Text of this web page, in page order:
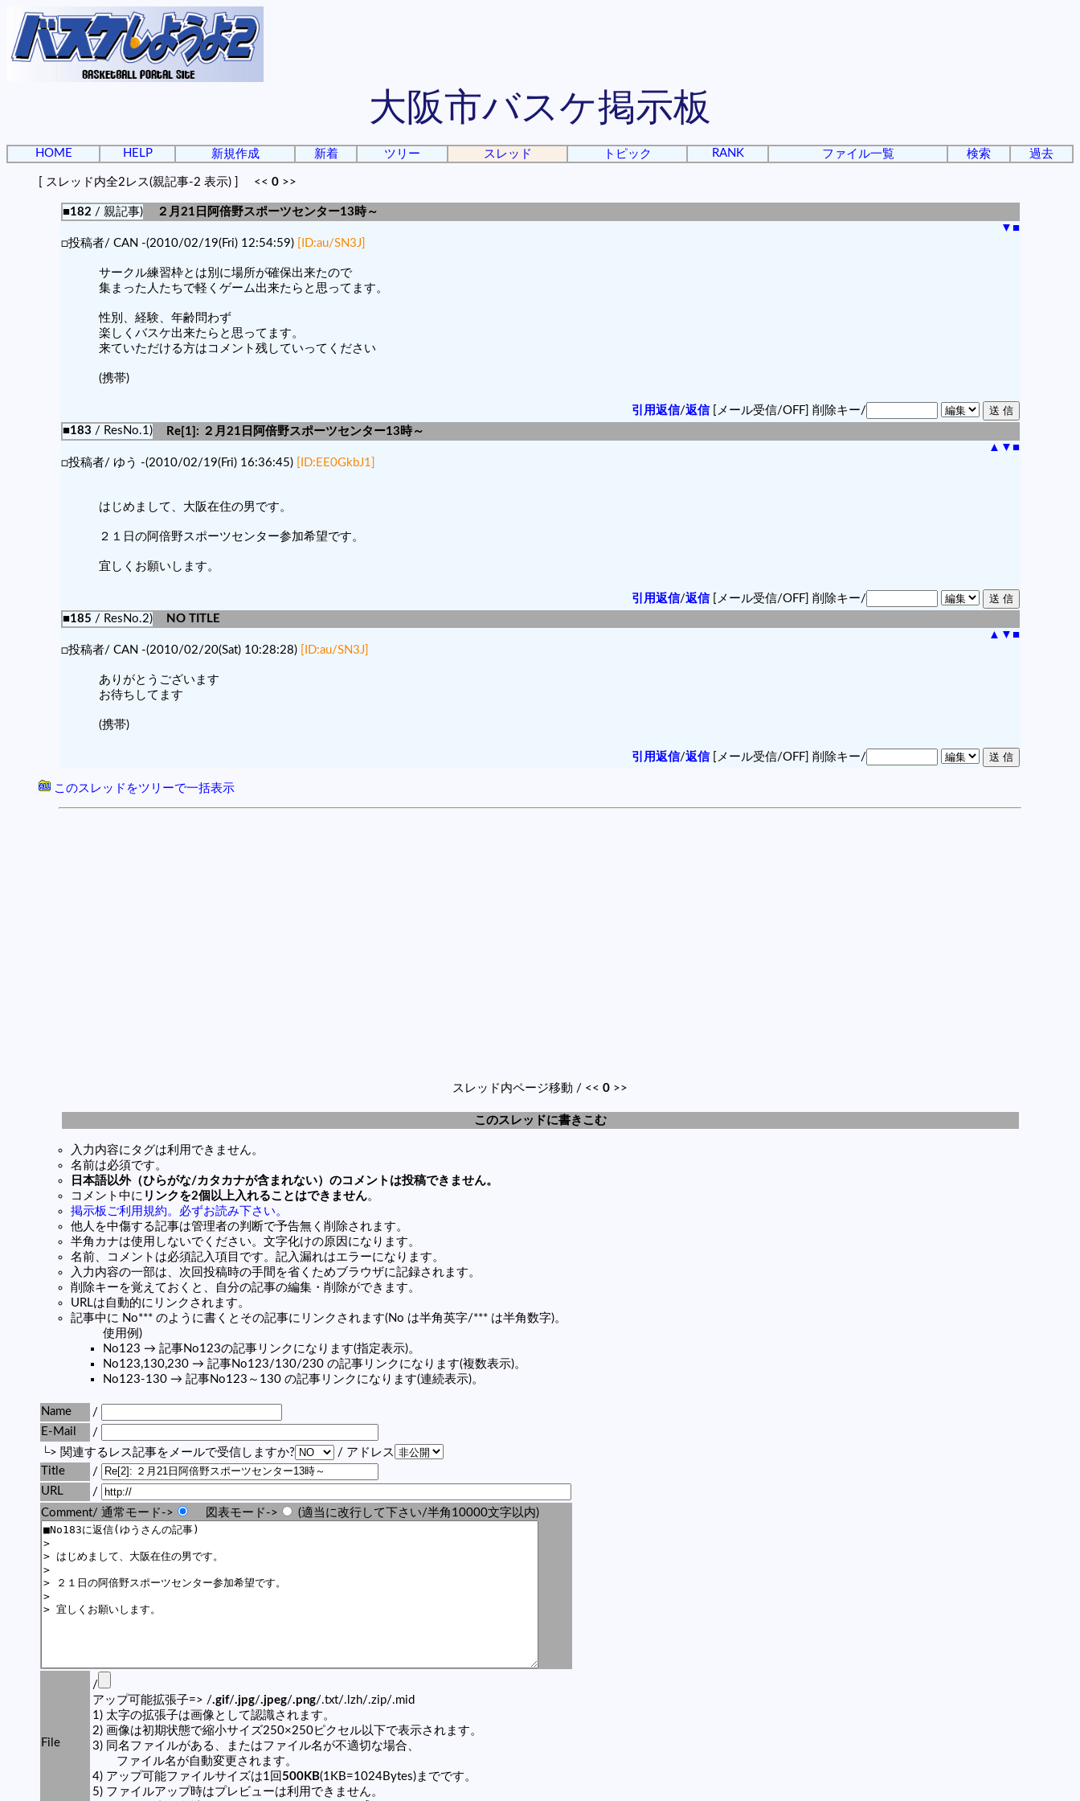
大阪市バスケ掲示板
HOME HELP 新規作成 新着 ツリー スレッド トピック RANK ファイル一覧 検索 過去
[ スレッド内全2レス(親記事-2 表示) ] << 0 >>
■182 / 親記事)
２月21日阿倍野スポーツセンター13時～
▼ ■
□投稿者/ CAN -(2010/02/19(Fri) 12:54:59)
[ID:au/SN3J]
サークル練習枠とは別に場所が確保出来たので
集まった人たちで軽くゲーム出来たらと思ってます。
性別、経験、年齢問わず
楽しくバスケ出来たらと思ってます。
来ていただける方はコメント残していってください
(携帯)
引用返信/返信[メール受信/OFF] 削除キー/
■183 / ResNo.1)
Re[1]: ２月21日阿倍野スポーツセンター13時～
▲ ▼ ■
□投稿者/ ゆう -(2010/02/19(Fri) 16:36:45)
[ID:EE0GkbJ1]
はじめまして、大阪在住の男です。
２１日の阿倍野スポーツセンター参加希望です。
宜しくお願いします。
引用返信/返信[メール受信/OFF] 削除キー/
■185 / ResNo.2)
NO TITLE
▲ ▼ ■
□投稿者/ CAN -(2010/02/20(Sat) 10:28:28)
[ID:au/SN3J]
ありがとうございます
お待ちしてます
(携帯)
引用返信/返信[メール受信/OFF] 削除キー/
このスレッドをツリーで一括表示
スレッド内ページ移動 / << 0 >>
このスレッドに書きこむ
入力内容にタグは利用できません。
名前は必須です。
日本語以外（ひらがな/カタカナが含まれない）のコメントは投稿できません。
コメント中に リンクを2個以上入れることはできません。
掲示板ご利用規約。必ずお読み下さい。
他人を中傷する記事は管理者の判断で予告無く削除されます。
半角カナは使用しないでください。文字化けの原因になります。
名前、コメントは必須記入項目です。記入漏れはエラーになります。
入力内容の一部は、次回投稿時の手間を省くためブラウザに記録されます。
削除キーを覚えておくと、自分の記事の編集・削除ができます。
URLは自動的にリンクされます。
記事中に No*** のように書くとその記事にリンクされます(No は半角英字/*** は半角数字)。
使用例)
No123 → 記事No123の記事リンクになります(指定表示)。
No123,130,230 → 記事No123/130/230 の記事リンクになります(複数表示)。
No123-130 → 記事No123～130 の記事リンクになります(連続表示)。
Name
/
E-Mail
/
└> 関連するレス記事をメールで受信しますか?
/ アドレス
Title
/
URL
/
Comment/ 通常モード->
図表モード-> (適当に改行して下さい/半角10000文字以内)
File
/
アップ可能拡張子=> /.gif/.jpg/.jpeg/.png/.txt/.lzh/.zip/.mid
1) 太字の拡張子は画像として認識されます。
2) 画像は初期状態で縮小サイズ250×250ピクセル以下で表示されます。
3) 同名ファイルがある、またはファイル名が不適切な場合、
ファイル名が自動変更されます。
4) アップ可能ファイルサイズは1回 500KB(1KB=1024Bytes)までです。
5) ファイルアップ時はプレビューは利用できません。